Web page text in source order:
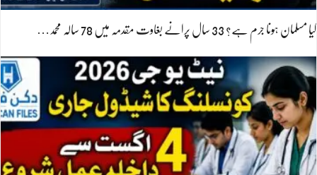
کیا مسلمان ہونا جرم ہے؟ 33 سال پرانے بغاوت مقدمہ میں 78 سالہ محمد…